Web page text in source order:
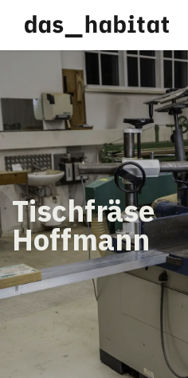
Tischfräse
Hoffmann